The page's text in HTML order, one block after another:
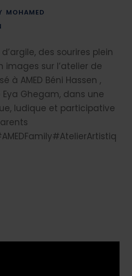
MOHAMED
des sourires plein
images sur l’atelier de
à AMED Béni Hassen ,
Ghegam, dans une
ludique et participative